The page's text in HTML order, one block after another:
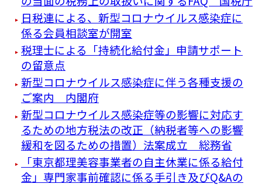
日税連による、新型コロナウイルス感染症に
係る会員相談室が開室
税理士による「持続化給付金」申請サポート
の留意点
新型コロナウイルス感染症に伴う各種支援の
ご案内 内閣府
新型コロナウイルス感染症等の影響に対応す
るための地方税法の改正（納税者等への影響
緩和を図るための措置）法案成立 総務省
「東京都理美容事業者の自主休業に係る給付
金」専門家事前確認に係る手引き及びQ&Aの